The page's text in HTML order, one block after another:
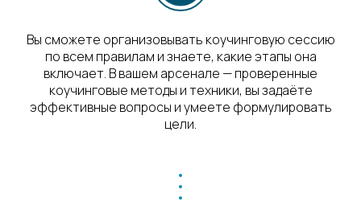
Вы сможете организовывать коучинговую сессию
по всем правилам и знаете, какие этапы она
включает. В вашем арсенале — проверенные
коучинговые методы и техники, вы задаёте
эффективные вопросы и умеете формулировать
цели.